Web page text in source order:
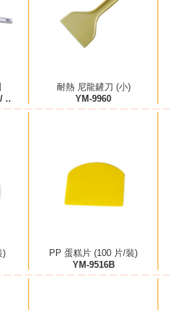
..
耐熱 尼龍鏟刀 (小)
YM-9960
)
PP 蛋糕片 (100 片/裝)
YM-9516B